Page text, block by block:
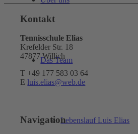
Das Team
Lebenslauf Luis Elias
Kontakt
Tennisschule Elias
Krefelder Str. 18
47877 Willich
T +49 177 583 03 64
E luis.elias@web.de
Navigation